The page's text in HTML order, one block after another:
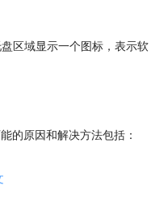
区域显示一个图标，表示软
的原因和解决方法包括：